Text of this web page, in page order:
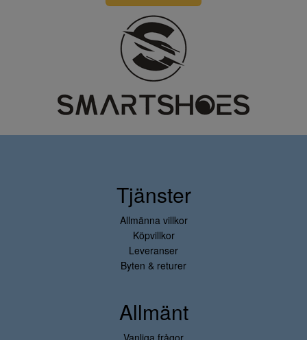
Tjänster
Allmänna villkor
Köpvillkor
Leveranser
Byten & returer
Allmänt
Vanliga frågor